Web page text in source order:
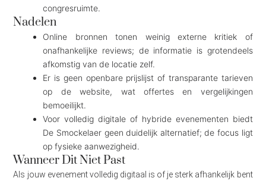
congresruimte.
Nadelen
Online bronnen tonen weinig externe kritiek of
onafhankelijke reviews; de informatie is grotendeels
afkomstig van de locatie zelf.
Er is geen openbare prijslijst of transparante tarieven
op de website, wat offertes en vergelijkingen
bemoeilijkt.
Voor volledig digitale of hybride evenementen biedt
De Smockelaer geen duidelijk alternatief; de focus ligt
op fysieke aanwezigheid.
Wanneer Dit Niet Past
Als jouw evenement volledig digitaal is of je sterk afhankelijk bent